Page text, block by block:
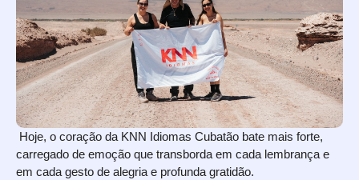
Hoje, o coração da KNN Idiomas Cubatão bate mais forte,
carregado de emoção que transborda em cada lembrança e
em cada gesto de alegria e profunda gratidão.